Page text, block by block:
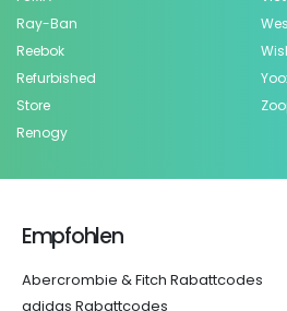
Ray-Ban
Reebok
Refurbished
Store
Renogy
Empfohlen
Abercrombie & Fitch Rabattcodes
adidas Rabattcodes